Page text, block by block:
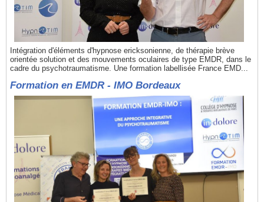
Intégration d'éléments d'hypnose ericksonienne, de thérapie brève
orientée solution et des mouvements oculaires de type EMDR, dans le
cadre du psychotraumatisme. Une formation labellisée France EMD...
Formation en EMDR - IMO Bordeaux